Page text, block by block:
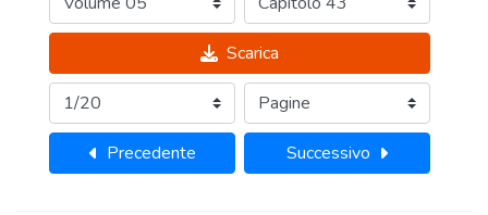
Scarica
Precedente Successivo